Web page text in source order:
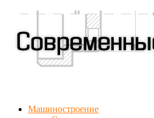
Машиностроение